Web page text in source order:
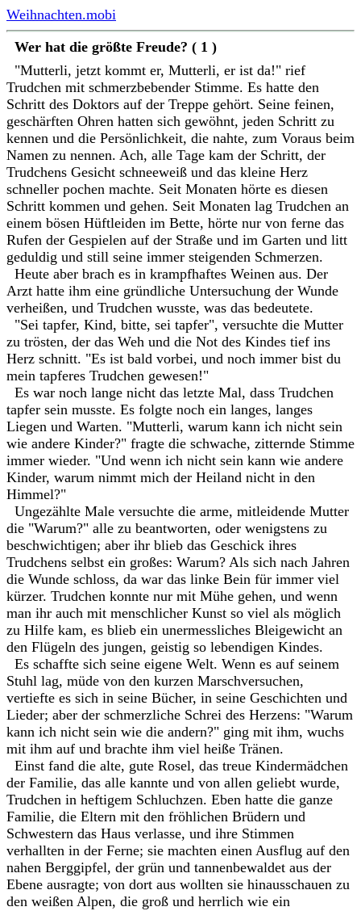
Weihnachten.mobi
Wer hat die größte Freude? ( 1 )
"Mutterli, jetzt kommt er, Mutterli, er ist da!" rief
Trudchen mit schmerzbebender Stimme. Es hatte den
Schritt des Doktors auf der Treppe gehört. Seine feinen,
geschärften Ohren hatten sich gewöhnt, jeden Schritt zu
kennen und die Persönlichkeit, die nahte, zum Voraus beim
Namen zu nennen. Ach, alle Tage kam der Schritt, der
Trudchens Gesicht schneeweiß und das kleine Herz
schneller pochen machte. Seit Monaten hörte es diesen
Schritt kommen und gehen. Seit Monaten lag Trudchen an
einem bösen Hüftleiden im Bette, hörte nur von ferne das
Rufen der Gespielen auf der Straße und im Garten und litt
geduldig und still seine immer steigenden Schmerzen.
Heute aber brach es in krampfhaftes Weinen aus. Der
Arzt hatte ihm eine gründliche Untersuchung der Wunde
verheißen, und Trudchen wusste, was das bedeutete.
"Sei tapfer, Kind, bitte, sei tapfer", versuchte die Mutter
zu trösten, der das Weh und die Not des Kindes tief ins
Herz schnitt. "Es ist bald vorbei, und noch immer bist du
mein tapferes Trudchen gewesen!"
Es war noch lange nicht das letzte Mal, dass Trudchen
tapfer sein musste. Es folgte noch ein langes, langes
Liegen und Warten. "Mutterli, warum kann ich nicht sein
wie andere Kinder?" fragte die schwache, zitternde Stimme
immer wieder. "Und wenn ich nicht sein kann wie andere
Kinder, warum nimmt mich der Heiland nicht in den
Himmel?"
Ungezählte Male versuchte die arme, mitleidende Mutter
die "Warum?" alle zu beantworten, oder wenigstens zu
beschwichtigen; aber ihr blieb das Geschick ihres
Trudchens selbst ein großes: Warum? Als sich nach Jahren
die Wunde schloss, da war das linke Bein für immer viel
kürzer. Trudchen konnte nur mit Mühe gehen, und wenn
man ihr auch mit menschlicher Kunst so viel als möglich
zu Hilfe kam, es blieb ein unermessliches Bleigewicht an
den Flügeln des jungen, geistig so lebendigen Kindes.
Es schaffte sich seine eigene Welt. Wenn es auf seinem
Stuhl lag, müde von den kurzen Marschversuchen,
vertiefte es sich in seine Bücher, in seine Geschichten und
Lieder; aber der schmerzliche Schrei des Herzens: "Warum
kann ich nicht sein wie die andern?" ging mit ihm, wuchs
mit ihm auf und brachte ihm viel heiße Tränen.
Einst fand die alte, gute Rosel, das treue Kindermädchen
der Familie, das alle kannte und von allen geliebt wurde,
Trudchen in heftigem Schluchzen. Eben hatte die ganze
Familie, die Eltern mit den fröhlichen Brüdern und
Schwestern das Haus verlasse, und ihre Stimmen
verhallten in der Ferne; sie machten einen Ausflug auf den
nahen Berggipfel, der grün und tannenbewaldet aus der
Ebene ausragte; von dort aus wollten sie hinausschauen zu
den weißen Alpen, die groß und herrlich wie ein